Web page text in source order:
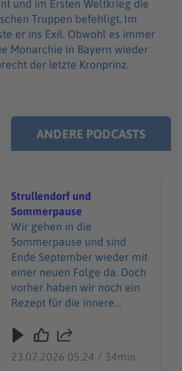
und im Ersten Weltkrieg die
Truppen befehligt. Im
er ins Exil. Obwohl es immer
Monarchie in Bayern wieder
der letzte Kronprinz.
ANDERE PODCASTS
und Sommerpause
Strullendorf und
Sommerpause
Wir gehen in die
Sommerpause und sind
Ende September wieder mit
einer neuen Folge da. Doch
vorher haben wir noch ein
Rezept für die innere
Tagen und einen
Strullendorf.
23.07.2026 05:24 / 34min